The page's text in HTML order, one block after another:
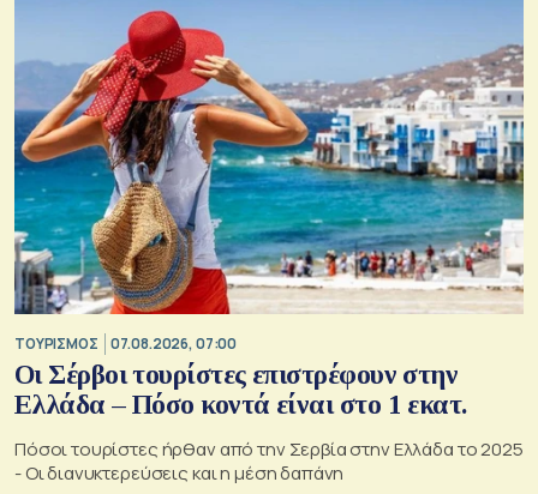
ΤΟΥΡΙΣΜΟΣ 07.08.2026, 07:00
Οι Σέρβοι τουρίστες επιστρέφουν στην
Ελλάδα – Πόσο κοντά είναι στο 1 εκατ.
Πόσοι τουρίστες ήρθαν από την Σερβία στην Ελλάδα το 2025
- Οι διανυκτερεύσεις και η μέση δαπάνη